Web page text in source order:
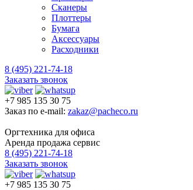
Сканеры
Плоттеры
Бумага
Аксессуары
Расходники
8 (495) 221-74-18
Заказать звонок
+7 985 135 30 75
Заказ по e-mail: zakaz@pacheco.ru
Оргтехника для офиса
Аренда продажа сервис
8 (495) 221-74-18
Заказать звонок
+7 985 135 30 75